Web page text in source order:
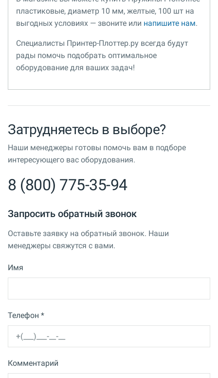
пластиковые, диаметр 10 мм, желтые, 100 шт на
выгодных условиях — звоните или напишите нам.
Специалисты Принтер-Плоттер.ру всегда будут
рады помочь подобрать оптимальное
оборудование для ваших задач!
Затрудняетесь в выборе?
Наши менеджеры готовы помочь вам в подборе
интересующего вас оборудования.
8 (800) 775-35-94
Запросить обратный звонок
Оставьте заявку на обратный звонок. Наши
менеджеры свяжутся с вами.
Имя
Телефон *
Комментарий